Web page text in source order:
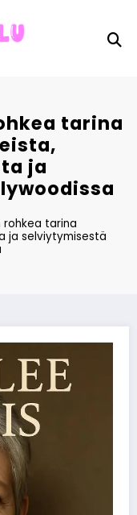
tarina
ja
rohkea tarina
ja selviytymisestä